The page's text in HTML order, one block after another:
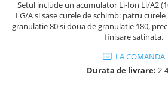
îmbrăcăminte bucătari
îmbrăcăminte de lucru
Setul include un acumulator Li-Ion Li/A2
LG/A si sase curele de schimb: patru
granulatie 80 si doua de granulatie 180,
finisare satinata.
LA COMANDA
Durata de livrare: 2-